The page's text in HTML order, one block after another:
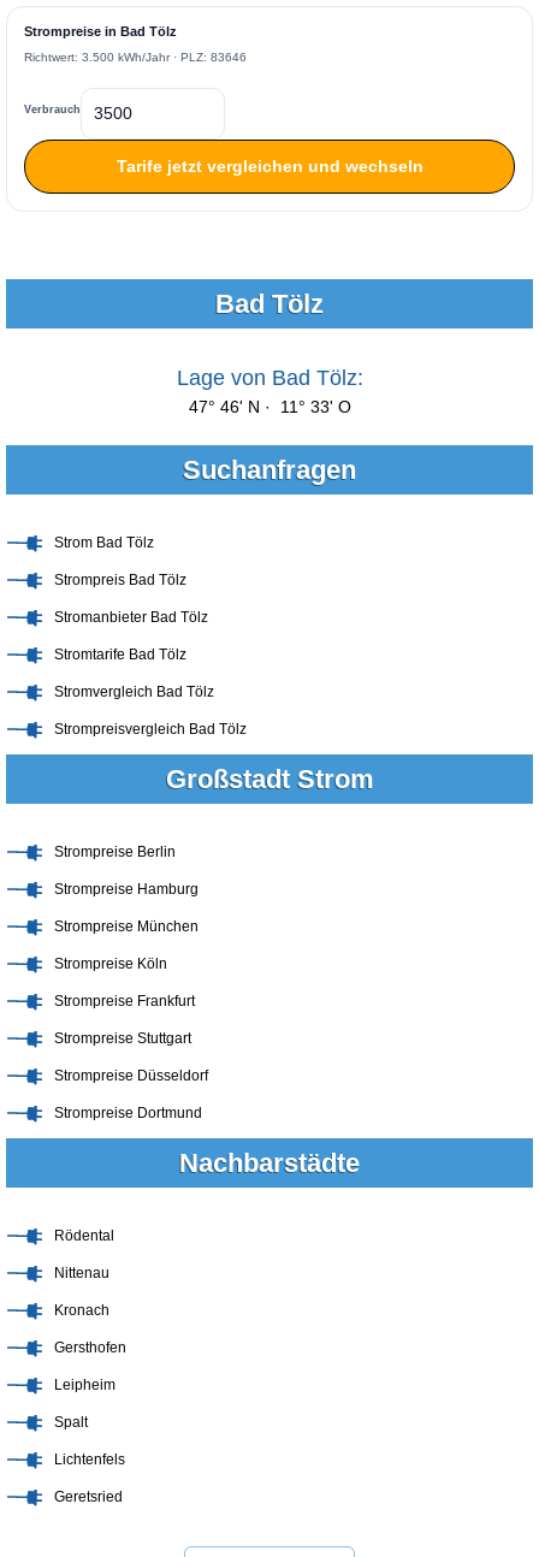
Strompreise in Bad Tölz
Richtwert: 3.500 kWh/Jahr · PLZ: 83646
Verbrauch
Tarife jetzt vergleichen und wechseln
Bad Tölz
Lage von Bad Tölz:
47° 46' N · 11° 33' O
Suchanfragen
Strom Bad Tölz
Strompreis Bad Tölz
Stromanbieter Bad Tölz
Stromtarife Bad Tölz
Stromvergleich Bad Tölz
Strompreisvergleich Bad Tölz
Großstadt Strom
Strompreise Berlin
Strompreise Hamburg
Strompreise München
Strompreise Köln
Strompreise Frankfurt
Strompreise Stuttgart
Strompreise Düsseldorf
Strompreise Dortmund
Nachbarstädte
Rödental
Nittenau
Kronach
Gersthofen
Leipheim
Spalt
Lichtenfels
Geretsried